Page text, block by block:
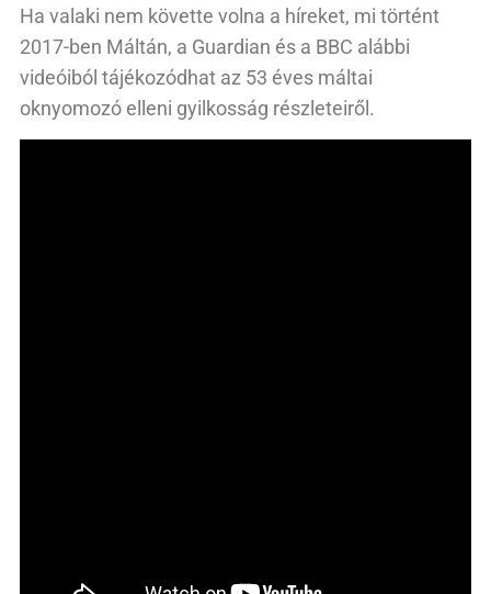
Ha valaki nem követte volna a híreket, mi történt
2017-ben Máltán, a Guardian és a BBC alábbi
videóiból tájékozódhat az 53 éves máltai
oknyomozó elleni gyilkosság részleteiről.